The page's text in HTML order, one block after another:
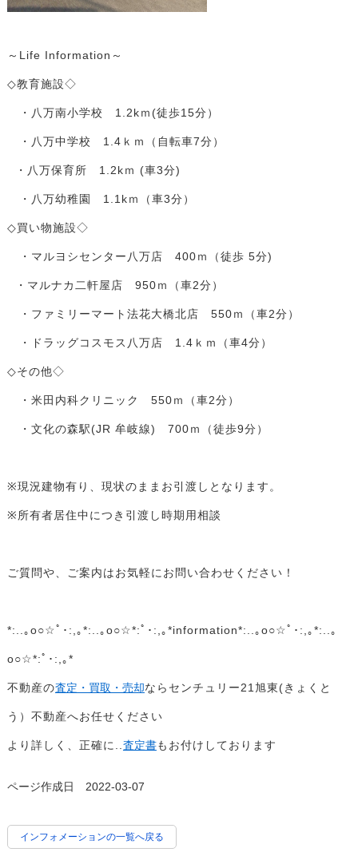
～Life Information～
◇教育施設◇
・八万南小学校 1.2kｍ(徒歩15分）
・八万中学校 1.4ｋｍ（自転車7分）
・八万保育所 1.2kｍ (車3分)
・八万幼稚園 1.1kｍ（車3分）
◇買い物施設◇
・マルヨシセンター八万店 400ｍ（徒歩 5分)
・マルナカ二軒屋店 950ｍ（車2分）
・ファミリーマート法花大橋北店 550ｍ（車2分）
・ドラッグコスモス八万店 1.4ｋｍ（車4分）
◇その他◇
・米田内科クリニック 550ｍ（車2分）
・文化の森駅(JR 牟岐線) 700ｍ（徒歩9分）
※現況建物有り、現状のままお引渡しとなります。
※所有者居住中につき引渡し時期用相談
ご質問や、ご案内はお気軽にお問い合わせください！
*:..｡o○☆ﾟ･:,｡*:..｡o○☆*:ﾟ･:,｡*information*:..｡o○☆ﾟ･:,｡*:..｡
o○☆*:ﾟ･:,｡*
不動産の査定・買取・売却ならセンチュリー21旭東(きょくと
う）不動産へお任せください
より詳しく、正確に.. 査定書もお付けしております
ページ作成日 2022-03-07
インフォメーションの一覧へ戻る